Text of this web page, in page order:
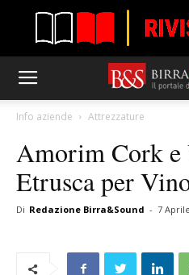
Info aziende Attrezzature
Amorim Cork e
Etrusca per
Di Redazione Birra&Sound - 7